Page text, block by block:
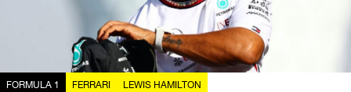
FORMULA 1 FERRARI LEWIS HAMILTON